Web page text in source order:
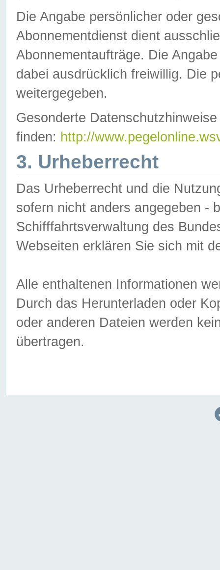
Die Angabe persönlicher oder
Abonnementdienst dient
Abonnementaufträge. Die
dabei ausdrücklich freiwillig. Die
weitergegeben.
Gesonderte
finden: http://
3. Urheberrecht
Das Urheberrecht und die
sofern nicht anders angegeben -
Schifffahrtsverwaltung des
Webseiten erklären Sie sich mit
Alle enthaltenen Informationen
Durch das Herunterladen oder
oder anderen Dateien werden
übertragen.